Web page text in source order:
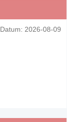
Datum: 2026-08-09